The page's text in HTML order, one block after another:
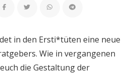
in den Ersti*tüten eine neue
Wie in vergangenen
die Gestaltung der